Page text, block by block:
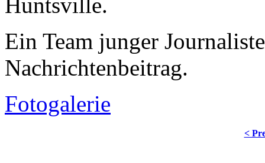
Huntsville.
Ein Team junger
Nachrichtenbeitrag.
Fotogalerie
<